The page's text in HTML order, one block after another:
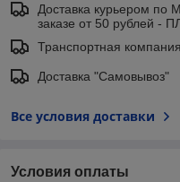
Доставка курьером по
заказе от 50 рублей -
Транспортная
Доставка "Самовывоз"
Все условия доставки
Условия оплаты